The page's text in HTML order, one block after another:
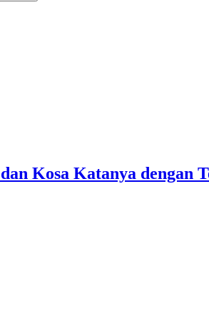
Kosa Katanya dengan